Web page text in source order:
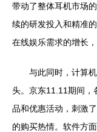
带动了整体耳机市场
续的研发投入和精准
在线娱乐需求的增长
与此同时，计算
头。京东11.11期间，
品和优惠活动，刺激
的购买热情。软件方